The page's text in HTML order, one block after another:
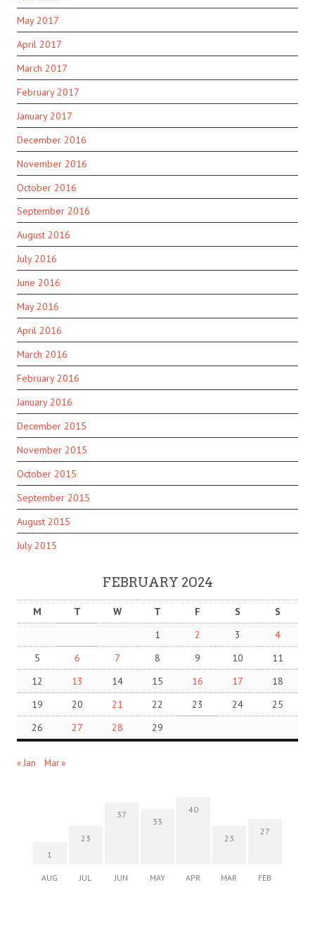
May 2017
April 2017
March 2017
February 2017
January 2017
December 2016
November 2016
October 2016
September 2016
August 2016
July 2016
June 2016
May 2016
April 2016
March 2016
February 2016
January 2016
December 2015
November 2015
October 2015
September 2015
August 2015
July 2015
FEBRUARY 2024
M T W T F S
S
1
2 3
4
5
6 7 8 9 10
11
12
13 14 15 16 17
18
19
20 21 22 23 24
25
26
27 28 29
« Jan Mar »
1
AUG
23
JUL
37
JUN
33
MAY
40
APR
23
MAR
27
FEB